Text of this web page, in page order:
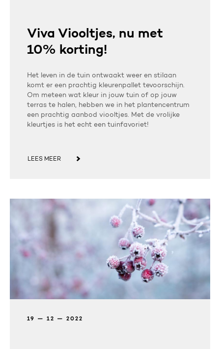
Viva Viooltjes, nu met
10% korting!
Het leven in de tuin ontwaakt weer en stilaan
komt er een prachtig kleurenpallet tevoorschijn.
Om meteen wat kleur in jouw tuin of op jouw
terras te halen, hebben we in het plantencentrum
een prachtig aanbod viooltjes. Met de vrolijke
kleurtjes is het echt een tuinfavoriet!
LEES MEER
19 — 12 — 2022